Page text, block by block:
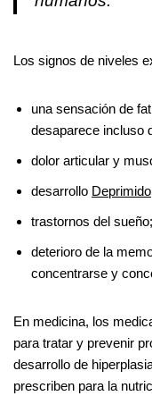
Los signos de niveles
una sensación de
desaparece incluso
dolor articular y
desarrollo Deprimido
trastornos del sueño;
deterioro de la
concentrarse y
En medicina, los
para tratar y prevenir
desarrollo de
prescriben para la